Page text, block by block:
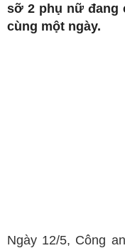
sỡ 2 phụ nữ đang
cùng một ngày.
Ngày 12/5, Công